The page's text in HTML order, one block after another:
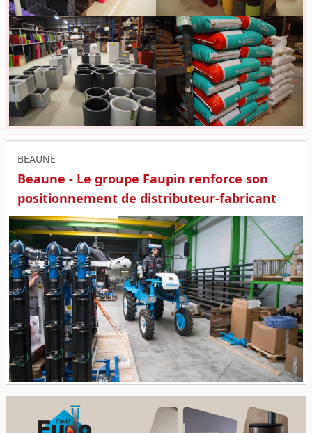
BEAUNE
Beaune - Le groupe Faupin renforce son
positionnement de distributeur-fabricant